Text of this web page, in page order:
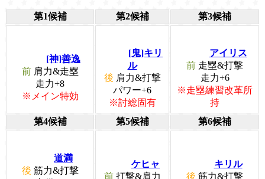
第1候補 第2候補 第3候補
[神]善逸
前肩力&走塁
走力+8
※メイン特効
[鬼]キリ
ル
後 肩力&打撃
パワー+6
※討総固有
アイリス
前 走塁&打撃
走力+6
※走塁練習改革所
持
第4候補
第5候補 第6候補
道満
後 筋力&打撃
ケヒャ
前打撃&肩力
キリル
後 筋力&打撃